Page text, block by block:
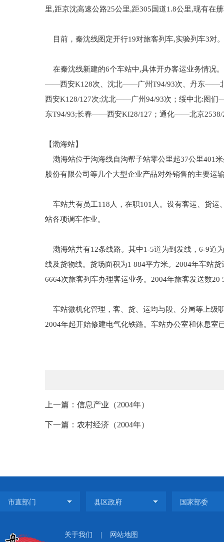
里,距京沈高速公路25公里,距305国道1.8公里,现有在
目前，秦沈线图定开行19对旅客列车,实验列车3对
在秦沈线新建的6个车站中,具体开办客运业务情
——西安K128次、沈北——广州T94/93次、丹东——
西安K128/127次:沈北——广州94/93次；绥中北:图
东T94/93;长春——西安KI28/127；通化——北京
【渤海站】
渤海站位于沟海线自沟帮子站零公里起37公里401
股份有限公司等几个大型企业产品对外销售的主要运
车站共有员工118人，在职101人。设有客运、货运
站各项调车作业。
渤海站共有12条线路。其中1-5道为到发线，6-9道
线及货物线。货场面积为1 884平方米。2004年车站
6664次旅客列车办理客运业务。2004年旅客发送数
车站微机化管理，客、货、运均与段、分局等上级
2004年起开始修建电气化铁路。车站办公室和休息
上一篇：信息产业（2004年）
下一篇：农村经济（2004年）
关于我们 网站地图